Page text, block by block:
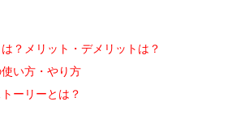
？メリット・デメリットは？
い方・やり方
ーリーとは？